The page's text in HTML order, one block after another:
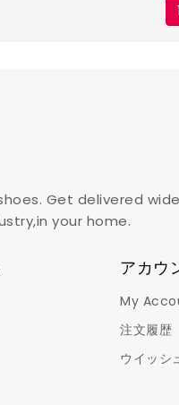
1
Get delivered
your home.
アカウ
My
注文履歴
ウイッシ